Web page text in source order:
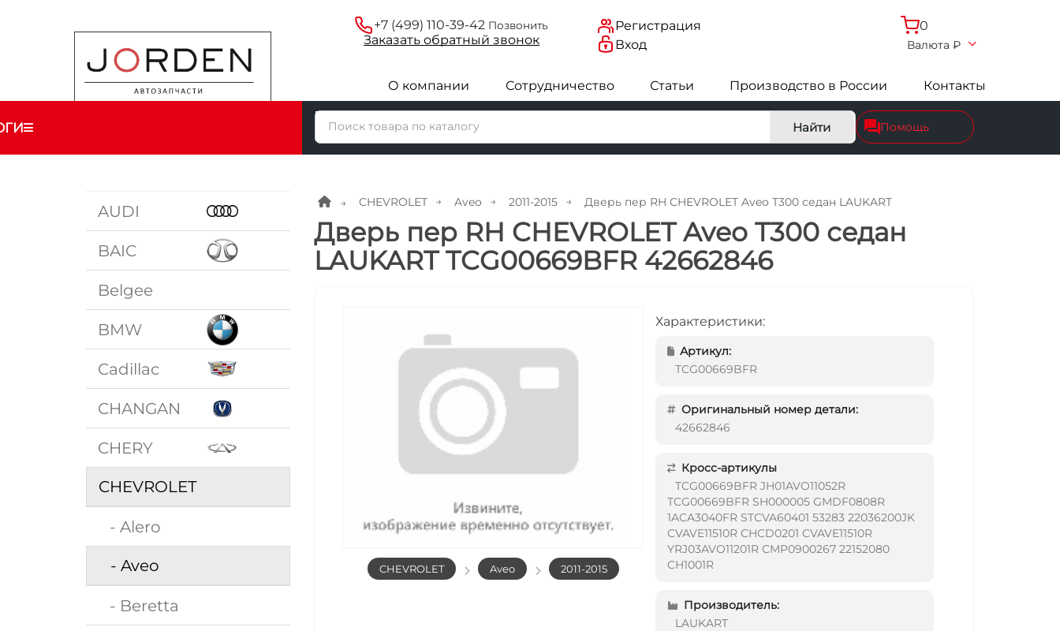
+7 (499) 110-39-42 Позвонить
Заказатьобратныйзвонок
Регистрация
Вход
0
Валюта ₽
О компании Сотрудничество Статьи Производство в России Контакты
Найти Помощь
AUDI
BAIC
Belgee
BMW
Cadillac
CHANGAN
CHERY
CHEVROLET
- Alero
- Aveo
- Beretta
CHEVROLET Aveo 2011-2015 Дверь пер RH CHEVROLET Aveo T300 седан LAUKART
Дверь пер RH CHEVROLET Aveo T300 седан
LAUKART TCG00669BFR 42662846
CHEVROLET Aveo 2011-2015
Характеристики:
Артикул:
TCG00669BFR
Оригинальный номер детали:
42662846
Кросс-артикулы
TCG00669BFR JH01AVO11052R
TCG00669BFR SH000005 GMDF0808R
1ACA3040FR STCVA60401 53283 22036200JK
CVAVE11510R CHCD0201 CVAVE11510R
YRJ03AVO11201R CMP0900267 22152080
CH1001R
Производитель:
LAUKART